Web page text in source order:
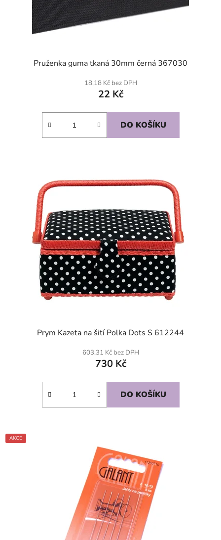
Pruženka guma tkaná 30mm černá 367030
18,18 Kč bez DPH
22 Kč
DO KOŠÍKU
Prym Kazeta na šití Polka Dots S 612244
603,31 Kč bez DPH
730 Kč
DO KOŠÍKU
AKCE